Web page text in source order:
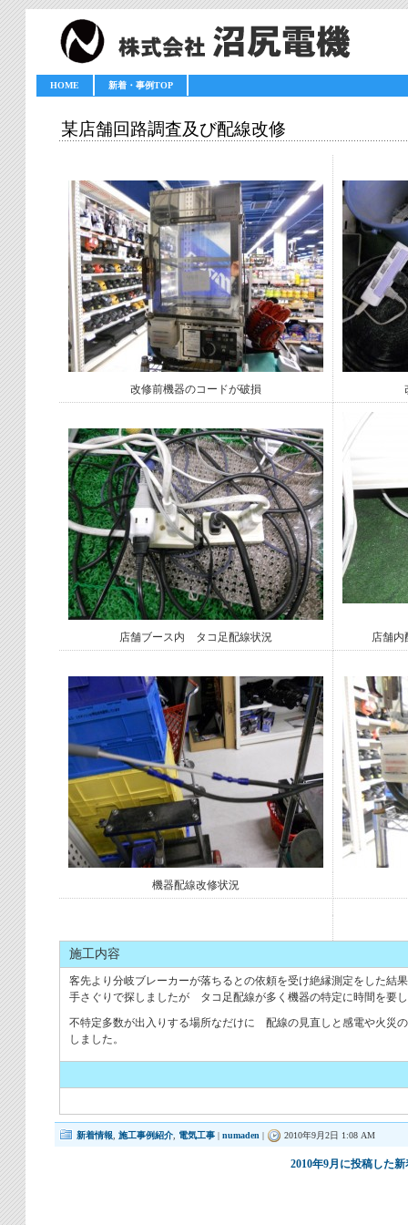
HOME 新着・事例TOP
某店舗回路調査及び配線改修
改修前機器のコードが破損
店舗ブース内 タコ足配線状況 店舗内
機器配線改修状況
施工内容
客先より分岐ブレーカーが落ちるとの依頼を受け絶縁測定をした
手さぐりで探しましたが タコ足配線が多く機器の特定に時間を要
不特定多数が出入りする場所なだけに 配線の見直しと感電や火災
しました。
新着情報 施工事例紹介 電気工事 | numaden | 2010年9月2日 1:08 AM
2010年9月に投稿した